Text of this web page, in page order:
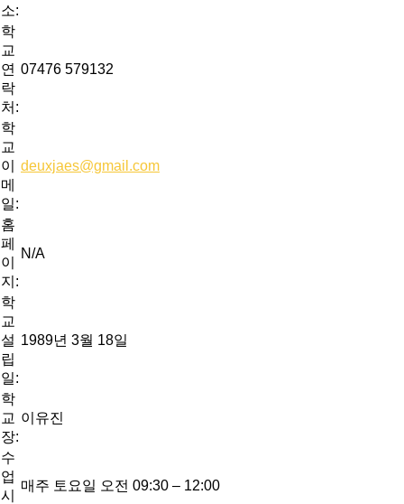
소:
학
교
연
락
처:
07476 579132
학
교
이
메
일:
deuxjaes@gmail.com
홈
페
이
지:
N/A
학
교
설
립
일:
1989년 3월 18일
학
교
장:
이유진
수
업
시
매주 토요일 오전 09:30 – 12:00